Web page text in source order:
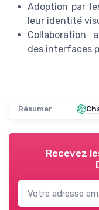
Adoption par
leur identité
Collaboration
des interfaces
Résumer
Recevez